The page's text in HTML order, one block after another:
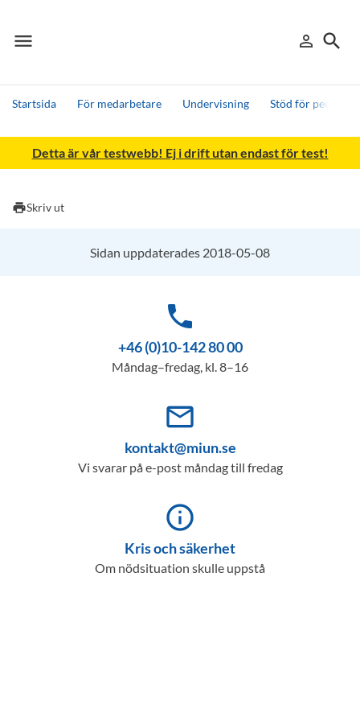
menu
Meny person_outline
Logga in
search
Sök
Startsida För medarbetare Undervisning Stöd för
Sök
Andra söktjänster
Detta är vår testwebb! Ej i drift utan endast för test!
printSkriv ut
Sidan uppdaterades 2018-05-08
phone
+46 (0)10-142 80 00
Måndag–fredag, kl. 8–16
mail_outline
kontakt@miun.se
Vi svarar på e-post måndag till fredag
info_outline
Kris och säkerhet
Om nödsituation skulle uppstå